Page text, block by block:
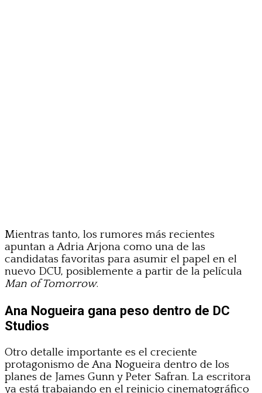
Mientras tanto, los rumores más recientes
apuntan a Adria Arjona como una de las
candidatas favoritas para asumir el papel en el
nuevo DCU, posiblemente a partir de la película
Man of Tomorrow.
Ana Nogueira gana peso dentro de DC
Studios
Otro detalle importante es el creciente
protagonismo de Ana Nogueira dentro de los
planes de James Gunn y Peter Safran. La escritora
ya está trabajando en el reinicio cinematográfico